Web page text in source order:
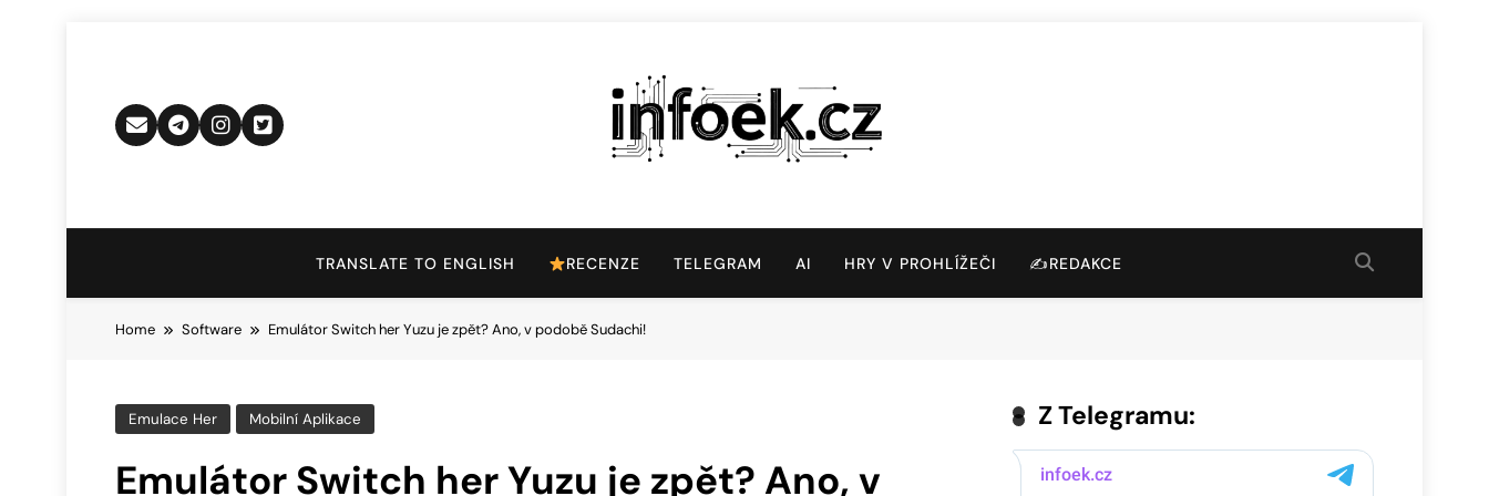
Infoek.cz
TRANSLATE TO ENGLISH RECENZE TELEGRAM AI HRY V PROHLÍŽEČI ✍️REDAKCE
Home Software Emulátor Switch her Yuzu je zpět? Ano, v podobě Sudachi!
Emulace Her Mobilní Aplikace
Emulátor Switch her Yuzu je zpět? Ano, v
Z Telegramu: